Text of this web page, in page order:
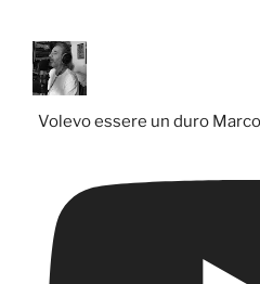
Volevo essere un duro